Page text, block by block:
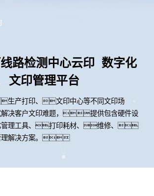
路检测中心云印 数字化
文印管理平台
生产打印、文印中心等不同文印场
决客户文印难题，提供包含硬件设
理工具、打印耗材、维修、
理解决方案。